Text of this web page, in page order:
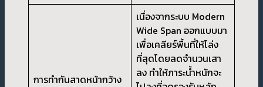
การทำกันสาดหน้ากว้าง
เนื่องจากระบบ Modern
Wide Span ออกแบบมา
เพื่อเคลียร์พื้นที่ให้โล่ง
ที่สุดโดยลดจำนวนเสา
ลง ทำให้ภาระน้ำหนักจะ